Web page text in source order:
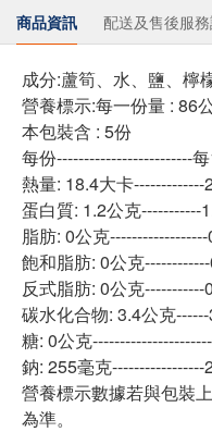
商品資訊 配送及售後服
成分:蘆筍、水、鹽、檸
營養標示:每一份量 : 86
本包裝含 : 5份
每份-------------------------
熱量: 18.4大卡-------------
蛋白質: 1.2公克-----------
脂肪: 0公克
飽和脂肪: 0公克
反式脂肪: 0公克-----------
碳水化合物: 3.4公克
糖: 0公克
鈉: 255毫克-----------------
營養標示數據若與包裝
為準。